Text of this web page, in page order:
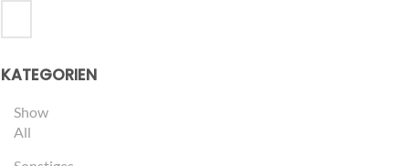
KATEGORIEN
Show
All